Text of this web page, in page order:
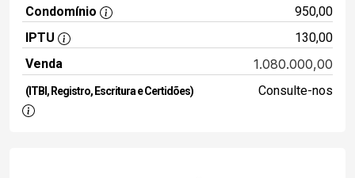
Condomínio
950,00
IPTU
130,00
Venda
1.080.000,00
(ITBI, Registro, Escritura e Certidões) Consulte-nos